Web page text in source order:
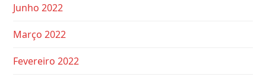
Junho 2022
Março 2022
Fevereiro 2022